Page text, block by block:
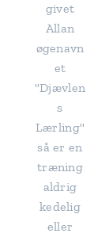
givet
Allan
øgenavn
et
"Djævlen
s
Lærling"
så er en
træning
aldrig
kedelig
eller